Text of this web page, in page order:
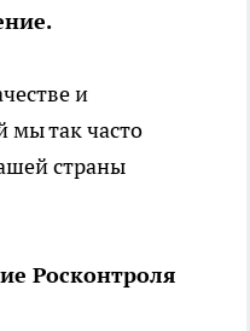
и
мы так часто
страны
Росконтроля